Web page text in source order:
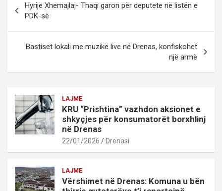
navigation
Hyrije Xhemajlaj- Thaqi garon për deputete në listën e
PDK-së
Bastiset lokali me muzikë live në Drenas, konfiskohet
një armë
LAJME
KRU “Prishtina” vazhdon aksionet e
shkyçjes për konsumatorët borxhlinj
në Drenas
22/01/2026 Drenasi
LAJME
Vërshimet në Drenas: Komuna u bën